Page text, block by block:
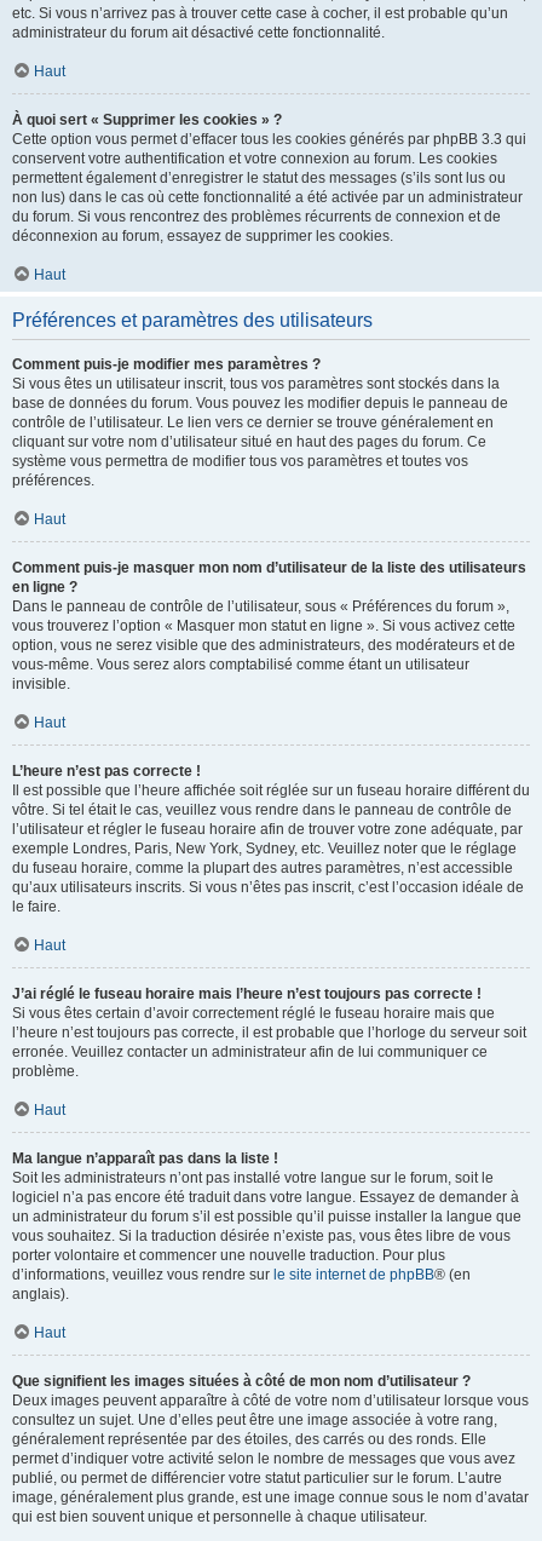
etc. Si vous n’arrivez pas à trouver cette case à cocher, il est probable qu’un
administrateur du forum ait désactivé cette fonctionnalité.
Haut
À quoi sert « Supprimer les cookies » ?
Cette option vous permet d’effacer tous les cookies générés par phpBB 3.3 qui
conservent votre authentification et votre connexion au forum. Les cookies
permettent également d’enregistrer le statut des messages (s’ils sont lus ou
non lus) dans le cas où cette fonctionnalité a été activée par un administrateur
du forum. Si vous rencontrez des problèmes récurrents de connexion et de
déconnexion au forum, essayez de supprimer les cookies.
Haut
Préférences et paramètres des utilisateurs
Comment puis-je modifier mes paramètres ?
Si vous êtes un utilisateur inscrit, tous vos paramètres sont stockés dans la
base de données du forum. Vous pouvez les modifier depuis le panneau de
contrôle de l’utilisateur. Le lien vers ce dernier se trouve généralement en
cliquant sur votre nom d’utilisateur situé en haut des pages du forum. Ce
système vous permettra de modifier tous vos paramètres et toutes vos
préférences.
Haut
Comment puis-je masquer mon nom d’utilisateur de la liste des utilisateurs
en ligne ?
Dans le panneau de contrôle de l’utilisateur, sous « Préférences du forum »,
vous trouverez l’option « Masquer mon statut en ligne ». Si vous activez cette
option, vous ne serez visible que des administrateurs, des modérateurs et de
vous-même. Vous serez alors comptabilisé comme étant un utilisateur
invisible.
Haut
L’heure n’est pas correcte !
Il est possible que l’heure affichée soit réglée sur un fuseau horaire différent du
vôtre. Si tel était le cas, veuillez vous rendre dans le panneau de contrôle de
l’utilisateur et régler le fuseau horaire afin de trouver votre zone adéquate, par
exemple Londres, Paris, New York, Sydney, etc. Veuillez noter que le réglage
du fuseau horaire, comme la plupart des autres paramètres, n’est accessible
qu’aux utilisateurs inscrits. Si vous n’êtes pas inscrit, c’est l’occasion idéale de
le faire.
Haut
J’ai réglé le fuseau horaire mais l’heure n’est toujours pas correcte !
Si vous êtes certain d’avoir correctement réglé le fuseau horaire mais que
l’heure n’est toujours pas correcte, il est probable que l’horloge du serveur soit
erronée. Veuillez contacter un administrateur afin de lui communiquer ce
problème.
Haut
Ma langue n’apparaît pas dans la liste !
Soit les administrateurs n’ont pas installé votre langue sur le forum, soit le
logiciel n’a pas encore été traduit dans votre langue. Essayez de demander à
un administrateur du forum s’il est possible qu’il puisse installer la langue que
vous souhaitez. Si la traduction désirée n’existe pas, vous êtes libre de vous
porter volontaire et commencer une nouvelle traduction. Pour plus
d’informations, veuillez vous rendre sur le site internet de phpBB® (en
anglais).
Haut
Que signifient les images situées à côté de mon nom d’utilisateur ?
Deux images peuvent apparaître à côté de votre nom d’utilisateur lorsque vous
consultez un sujet. Une d’elles peut être une image associée à votre rang,
généralement représentée par des étoiles, des carrés ou des ronds. Elle
permet d’indiquer votre activité selon le nombre de messages que vous avez
publié, ou permet de différencier votre statut particulier sur le forum. L’autre
image, généralement plus grande, est une image connue sous le nom d’avatar
qui est bien souvent unique et personnelle à chaque utilisateur.